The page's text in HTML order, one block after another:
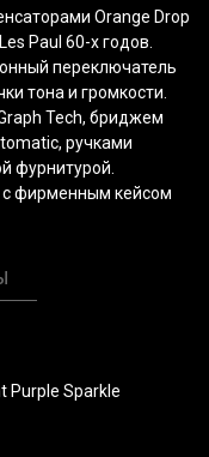
Orange Drop
Paul 60-х годов.
переключатель
тона и громкости.
Tech, бриджем
ручками
фурнитурой.
с фирменным кейсом
Purple Sparkle